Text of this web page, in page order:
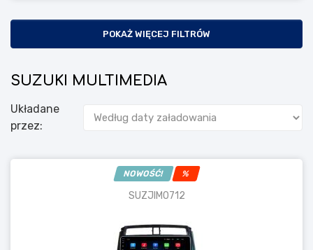
POKAŻ WIĘCEJ FILTRÓW
SUZUKI MULTIMEDIA
Układane
przez:
NOWOŚĆ! %
SUZJIM0712